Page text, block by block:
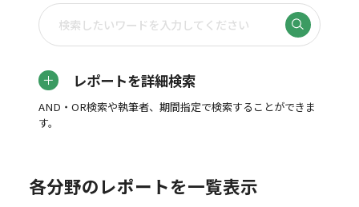
レポートを詳細検索
AND・OR検索や執筆者、期間指定で検索することができま
す。
各分野のレポートを一覧表示